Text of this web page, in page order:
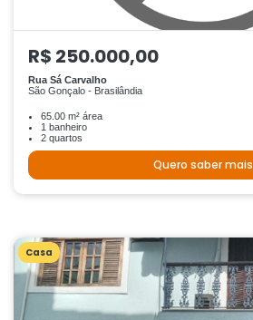
R$ 250.000,00
Rua Sá Carvalho
São Gonçalo - Brasilândia
65.00 m² área
1 banheiro
2 quartos
Quero saber mais
Casa